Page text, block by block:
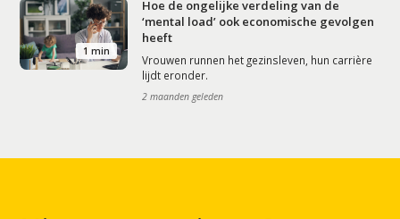
1 min
Hoe de ongelijke verdeling van de
‘mental load’ ook economische gevolgen
heeft
Vrouwen runnen het gezinsleven, hun carrière
lijdt eronder.
2 maanden geleden